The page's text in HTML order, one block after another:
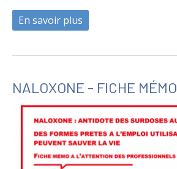
En savoir plus
NALOXONE - FICHE MÉMO